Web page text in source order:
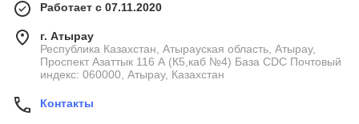
Работает с 07.11.2020
г. Атырау
Республика Казахстан, Атырауская область, Атырау,
Проспект Азаттык 116 А (К5,каб №4) База CDC Почтовый
индекс: 060000, Атырау, Казахстан
Контакты